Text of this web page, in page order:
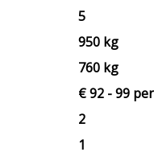
5
950 kg
760 kg
€ 92 - 99
2
1